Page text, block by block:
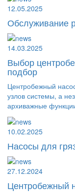
12.05.2025
Обслуживание
14.03.2025
Выбор
подбор
Центробежный
узлов системы, а
архиважные
10.02.2025
Насосы для
27.12.2024
Центробежный